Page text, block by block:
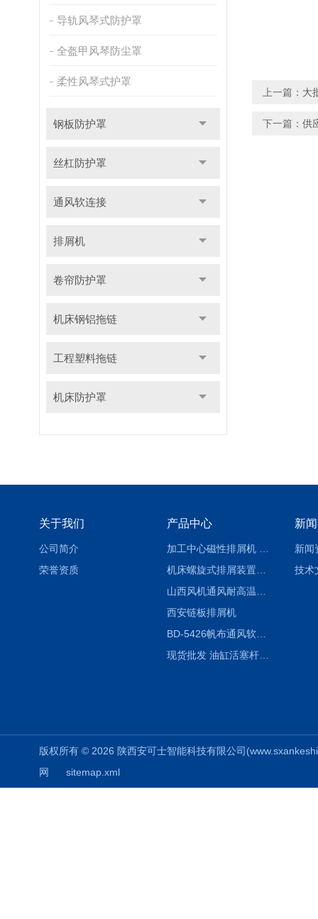
导轨风琴式防护罩
全盔甲风琴防尘罩
柔性风琴式护罩
钢板防护罩
丝杠防护罩
通风软连接
排屑机
卷帘防护罩
机床钢铝拖链
工程塑料拖链
机床防护罩
上一篇： 大
下一篇： 供
关于我们
公司简介
荣誉资质
产品中心
西安链板排屑机
BD-5426帆布通风软连接水泥布袋陕西生产厂家
现货批发 油缸活塞杆圆形保护套
新
新闻
技术
版权所有 © 2026 陕西安可士智能科技有限公司
网
sitemap.xml